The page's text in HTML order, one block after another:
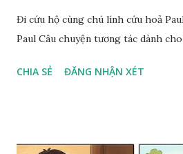
Đi cứu hộ cùng chú lính cứu hoả
Paul Câu chuyện tương tác dành cho
CHIA SẺ ĐĂNG NHẬN XÉT